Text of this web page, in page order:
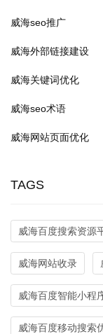
威海seo推广
威海外部链接建设
威海关键词优化
威海seo术语
威海网站页面优化
TAGS
威海百度搜索资源
威海网站收录
威海百度智能小程
威海百度移动搜索